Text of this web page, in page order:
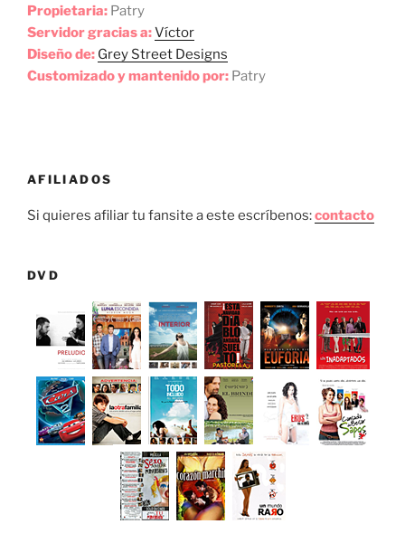
Propietaria: Patry
Servidor gracias a:Víctor
Diseño de: Grey Street Designs
Customizado y mantenido por: Patry
AFILIADOS
Si quieres afiliar tu fansite a este escríbenos:contacto
DVD